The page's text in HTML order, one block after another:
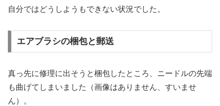
自分ではどうしようもできない状況でした。
エアブラシの梱包と郵送
真っ先に修理に出そうと梱包したところ、ニードルの先端
も曲げてしまいました（画像はありません、すいませ
ん）。